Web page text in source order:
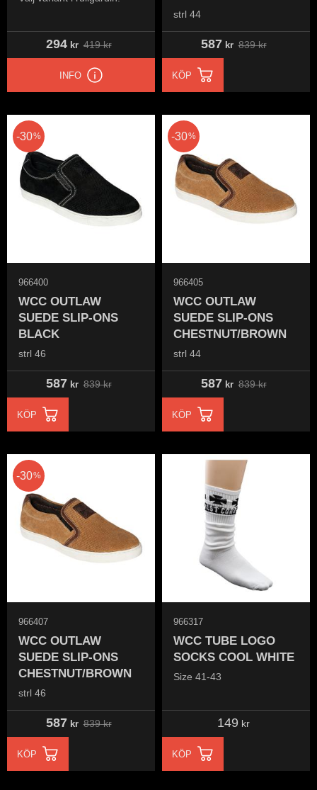
294 kr 419kr
INFO
strl 44
587 kr 839kr
KÖP
WCC OUTLAW
SUEDE SLIP-ONS
BLACK
strl 46
966400
587 kr 839kr
30%
KÖP
WCC OUTLAW
SUEDE SLIP-ONS
CHESTNUT/BROWN
strl 44
966405
587 kr 839kr
30%
KÖP
WCC OUTLAW
SUEDE SLIP-ONS
CHESTNUT/BROWN
strl 46
966407
587 kr 839kr
30%
KÖP
WCC TUBE LOGO
SOCKS COOL WHITE
Size 41-43
966317
149 kr
KÖP